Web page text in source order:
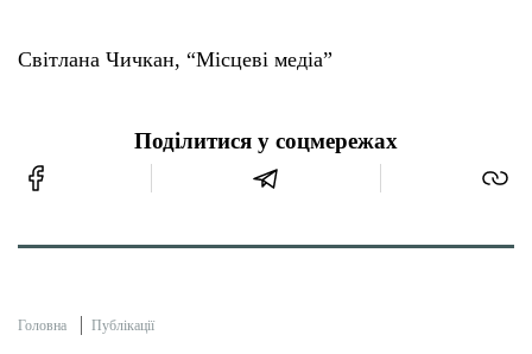
Світлана Чичкан, “Місцеві медіа”
Поділитися у соцмережах
Головна Публікації